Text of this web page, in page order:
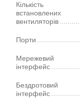
Кількість
встановлених
вентиляторів
Порти
Мережевий
інтерфейс
Бездротовий
інтерфейс